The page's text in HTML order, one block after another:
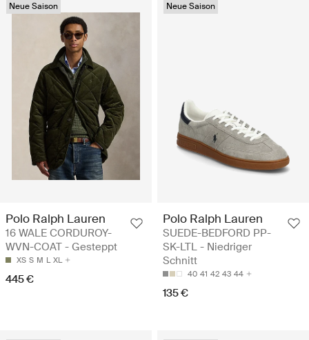
Neue Saison
Polo Ralph Lauren
16 WALE CORDUROY-
WVN-COAT - Gesteppt
XS S M L XL
445 €
Neue Saison
Polo Ralph Lauren
SUEDE-BEDFORD PP-
SK-LTL - Niedriger
Schnitt
40 41 42 43 44
135 €